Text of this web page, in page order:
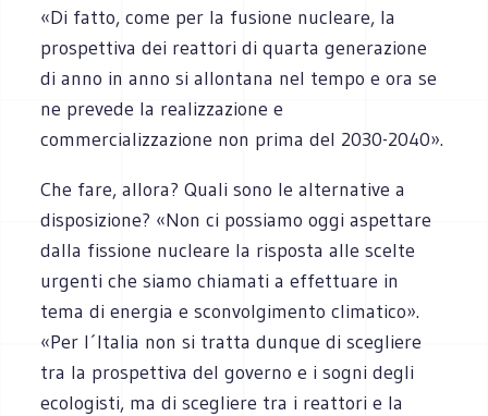
«Di fatto, come per la fusione nucleare, la
prospettiva dei reattori di quarta generazione
di anno in anno si allontana nel tempo e ora se
ne prevede la realizzazione e
commercializzazione non prima del 2030-2040».
Che fare, allora? Quali sono le alternative a
disposizione? «Non ci possiamo oggi aspettare
dalla fissione nucleare la risposta alle scelte
urgenti che siamo chiamati a effettuare in
tema di energia e sconvolgimento climatico».
«Per l´Italia non si tratta dunque di scegliere
tra la prospettiva del governo e i sogni degli
ecologisti, ma di scegliere tra i reattori e la